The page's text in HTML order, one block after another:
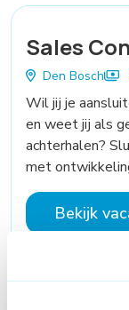
Sales
Den Bosch
Wil jij je
en weet jij als
achterhalen?
met
Bekijk